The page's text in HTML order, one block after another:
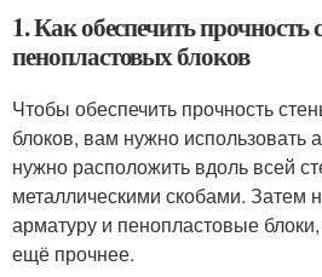
1. Как обеспечить прочность
пенопластовых блоков
Чтобы обеспечить прочность
блоков, вам нужно использовать
нужно расположить вдоль всей
металлическими скобами. Затем
арматуру и пенопластовые
ещё прочнее.